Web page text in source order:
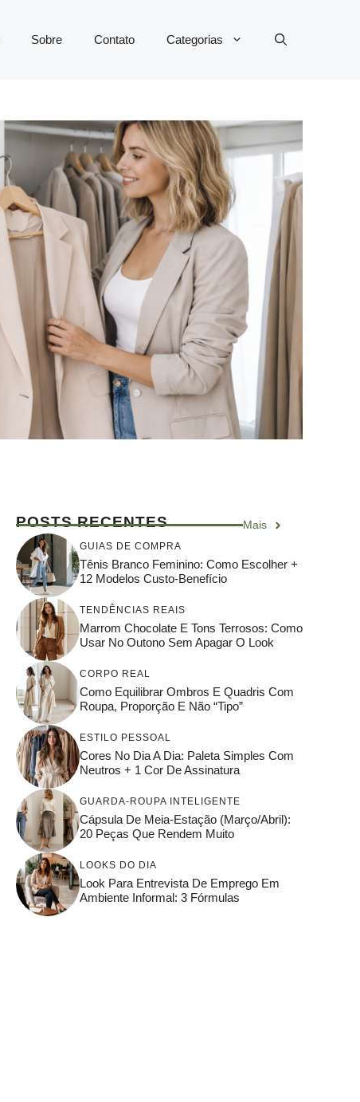
Sobre Contato Categorias
POSTS RECENTES Mais
GUIAS DE COMPRA
Tênis Branco Feminino: Como Escolher +
12 Modelos Custo-Benefício
TENDÊNCIAS REAIS
Marrom Chocolate E Tons Terrosos: Como
Usar No Outono Sem Apagar O Look
CORPO REAL
Como Equilibrar Ombros E Quadris Com
Roupa, Proporção E Não “tipo”
ESTILO PESSOAL
Cores No Dia A Dia: Paleta Simples Com
Neutros + 1 Cor De Assinatura
GUARDA-ROUPA INTELIGENTE
Cápsula De Meia-Estação (março/abril):
20 Peças Que Rendem Muito
LOOKS DO DIA
Look Para Entrevista De Emprego Em
Ambiente Informal: 3 Fórmulas